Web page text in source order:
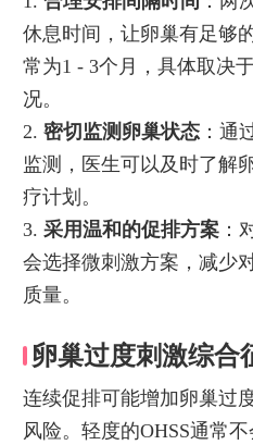
休息时间，让卵巢有足够
常为1 - 3个月，具体取决
况。
2. 密切监测卵巢状态：通
监测，医生可以及时了解
疗计划。
3. 采用温和的促排方案：
会选择微刺激方案，减少
质量。
卵巢过度刺激综合
连续促排可能增加卵巢过
风险。轻度的OHSS通常